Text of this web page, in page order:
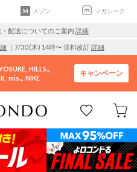
メゾン マガシーク
配送についてのご案内 詳細
｜7/30 (木) 14時〜 送料改訂詳細
HILLS..
mis.. NIKE
キャンペーン